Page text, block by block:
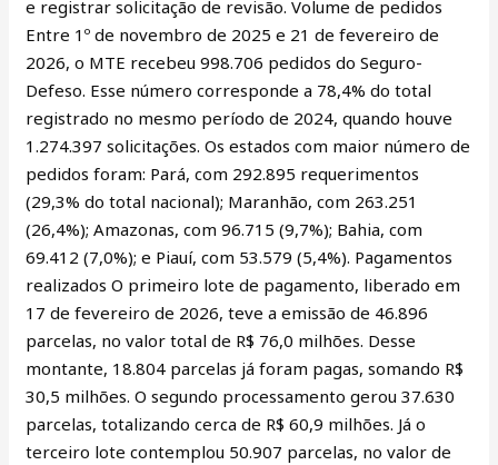
e registrar solicitação de revisão. Volume de pedidos
Entre 1º de novembro de 2025 e 21 de fevereiro de
2026, o MTE recebeu 998.706 pedidos do Seguro-
Defeso. Esse número corresponde a 78,4% do total
registrado no mesmo período de 2024, quando houve
1.274.397 solicitações. Os estados com maior número de
pedidos foram: Pará, com 292.895 requerimentos
(29,3% do total nacional); Maranhão, com 263.251
(26,4%); Amazonas, com 96.715 (9,7%); Bahia, com
69.412 (7,0%); e Piauí, com 53.579 (5,4%). Pagamentos
realizados O primeiro lote de pagamento, liberado em
17 de fevereiro de 2026, teve a emissão de 46.896
parcelas, no valor total de R$ 76,0 milhões. Desse
montante, 18.804 parcelas já foram pagas, somando R$
30,5 milhões. O segundo processamento gerou 37.630
parcelas, totalizando cerca de R$ 60,9 milhões. Já o
terceiro lote contemplou 50.907 parcelas, no valor de